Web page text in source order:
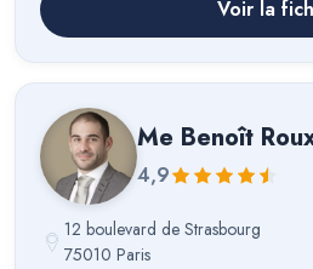
Voir la
Me Benoît
4,9
12 boulevard de Strasbourg
75010 Paris